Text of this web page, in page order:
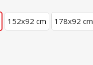
152x92 cm 178x92 cm